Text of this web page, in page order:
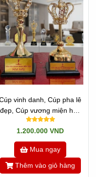
vinh danh, Cúp pha lê
đẹp, Cúp vương miện hoa
hậu, Cúp ca sĩ
1.200.000 VND
Mua ngay
Thêm vào giỏ hàng